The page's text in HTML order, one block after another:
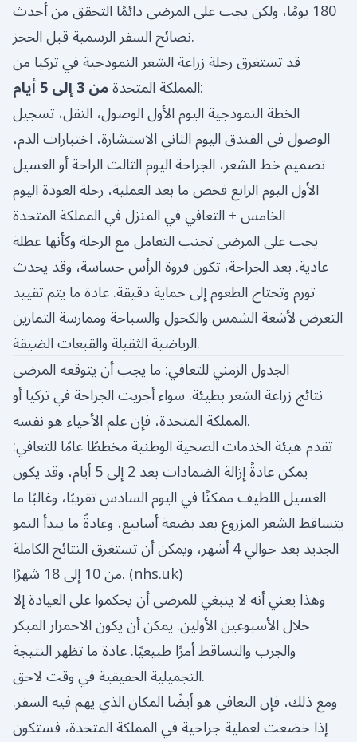
180 يومًا، ولكن يجب على المرضى دائمًا التحقق من أحدث
نصائح السفر الرسمية قبل الحجز.
قد تستغرق رحلة زراعة الشعر النموذجية في تركيا من
المملكة المتحدة من 3 إلى 5 أيام
:
الخطة النموذجية اليوم الأول الوصول، النقل، تسجيل
الوصول في الفندق اليوم الثاني الاستشارة، اختبارات الدم،
تصميم خط الشعر، الجراحة اليوم الثالث الراحة أو الغسيل
الأول اليوم الرابع فحص ما بعد العملية، رحلة العودة اليوم
الخامس + التعافي في المنزل في المملكة المتحدة
يجب على المرضى تجنب التعامل مع الرحلة وكأنها عطلة
عادية. بعد الجراحة، تكون فروة الرأس حساسة، وقد يحدث
تورم وتحتاج الطعوم إلى حماية دقيقة. عادة ما يتم تقييد
التعرض لأشعة الشمس والكحول والسباحة وممارسة التمارين
الرياضية الثقيلة والقبعات الضيقة.
الجدول الزمني للتعافي: ما يجب أن يتوقعه المرضى
نتائج زراعة الشعر بطيئة. سواء أجريت الجراحة في تركيا أو
المملكة المتحدة، فإن علم الأحياء هو نفسه.
تقدم هيئة الخدمات الصحية الوطنية مخططًا عامًا للتعافي:
يمكن عادةً إزالة الضمادات بعد 2 إلى 5 أيام، وقد يكون
الغسيل اللطيف ممكنًا في اليوم السادس تقريبًا، وغالبًا ما
يتساقط الشعر المزروع بعد بضعة أسابيع، وعادةً ما يبدأ النمو
الجديد بعد حوالي 4 أشهر، ويمكن أن تستغرق النتائج الكاملة
من 10 إلى 18 شهرًا. (nhs.uk)
وهذا يعني أنه لا ينبغي للمرضى أن يحكموا على العيادة إلا
خلال الأسبوعين الأولين. يمكن أن يكون الاحمرار المبكر
والجرب والتساقط أمرًا طبيعيًا. عادة ما تظهر النتيجة
التجميلية الحقيقية في وقت لاحق.
ومع ذلك، فإن التعافي هو أيضًا المكان الذي يهم فيه السفر.
إذا خضعت لعملية جراحية في المملكة المتحدة، فستكون